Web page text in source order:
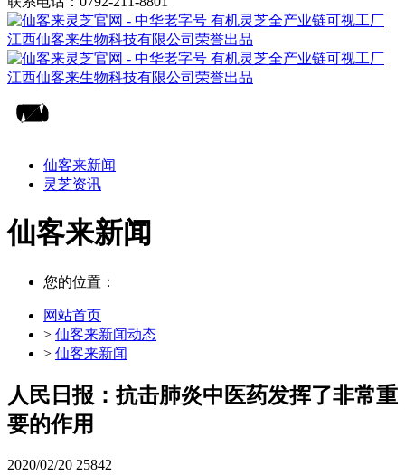
仙客来新闻
灵芝资讯
仙客来新闻
您的位置：
网站首页
> 仙客来新闻动态
> 仙客来新闻
人民日报：抗击肺炎中医药发挥了非常重
要的作用
2020/02/20 25842